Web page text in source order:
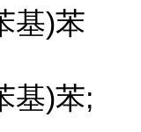
基)苯
基)苯;